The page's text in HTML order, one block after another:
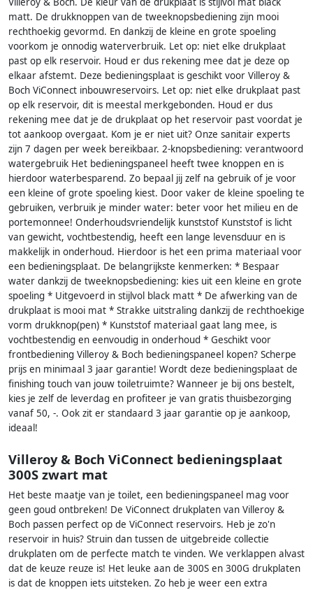
matt. De drukknoppen van de tweeknopsbediening zijn mooi
rechthoekig gevormd. En dankzij de kleine en grote spoeling
voorkom je onnodig waterverbruik. Let op: niet elke drukplaat
past op elk reservoir. Houd er dus rekening mee dat je deze op
elkaar afstemt. Deze bedieningsplaat is geschikt voor Villeroy &
Boch ViConnect inbouwreservoirs. Let op: niet elke drukplaat past
op elk reservoir, dit is meestal merkgebonden. Houd er dus
rekening mee dat je de drukplaat op het reservoir past voordat je
tot aankoop overgaat. Kom je er niet uit? Onze sanitair experts
zijn 7 dagen per week bereikbaar. 2-knopsbediening: verantwoord
watergebruik Het bedieningspaneel heeft twee knoppen en is
hierdoor waterbesparend. Zo bepaal jij zelf na gebruik of je voor
een kleine of grote spoeling kiest. Door vaker de kleine spoeling te
gebruiken, verbruik je minder water: beter voor het milieu en de
portemonnee! Onderhoudsvriendelijk kunststof Kunststof is licht
van gewicht, vochtbestendig, heeft een lange levensduur en is
makkelijk in onderhoud. Hierdoor is het een prima materiaal voor
een bedieningsplaat. De belangrijkste kenmerken: * Bespaar
water dankzij de tweeknopsbediening: kies uit een kleine en grote
spoeling * Uitgevoerd in stijlvol black matt * De afwerking van de
drukplaat is mooi mat * Strakke uitstraling dankzij de rechthoekige
vorm drukknop(pen) * Kunststof materiaal gaat lang mee, is
vochtbestendig en eenvoudig in onderhoud * Geschikt voor
frontbediening Villeroy & Boch bedieningspaneel kopen? Scherpe
prijs en minimaal 3 jaar garantie! Wordt deze bedieningsplaat de
finishing touch van jouw toiletruimte? Wanneer je bij ons bestelt,
kies je zelf de leverdag en profiteer je van gratis thuisbezorging
vanaf 50, -. Ook zit er standaard 3 jaar garantie op je aankoop,
ideaal!
Villeroy & Boch ViConnect bedieningsplaat
300S zwart mat
Het beste maatje van je toilet, een bedieningspaneel mag voor
geen goud ontbreken! De ViConnect drukplaten van Villeroy &
Boch passen perfect op de ViConnect reservoirs. Heb je zo'n
reservoir in huis? Struin dan tussen de uitgebreide collectie
drukplaten om de perfecte match te vinden. We verklappen alvast
dat de keuze reuze is! Het leuke aan de 300S en 300G drukplaten
is dat de knoppen iets uitsteken. Zo heb je weer een extra